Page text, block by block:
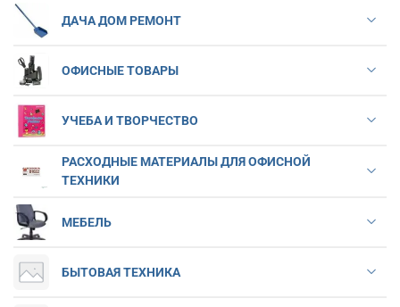
ДАЧА ДОМ РЕМОНТ
ОФИСНЫЕ ТОВАРЫ
УЧЕБА И ТВОРЧЕСТВО
РАСХОДНЫЕ МАТЕРИАЛЫ ДЛЯ ОФИСНОЙ
ТЕХНИКИ
МЕБЕЛЬ
БЫТОВАЯ ТЕХНИКА